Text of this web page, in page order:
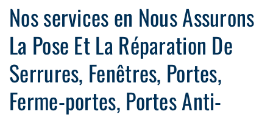
Nos services en Nous Assurons
La Pose Et La Réparation De
Serrures, Fenêtres, Portes,
Ferme-portes, Portes Anti-